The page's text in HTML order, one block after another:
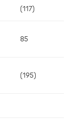
(117)
85
(195)